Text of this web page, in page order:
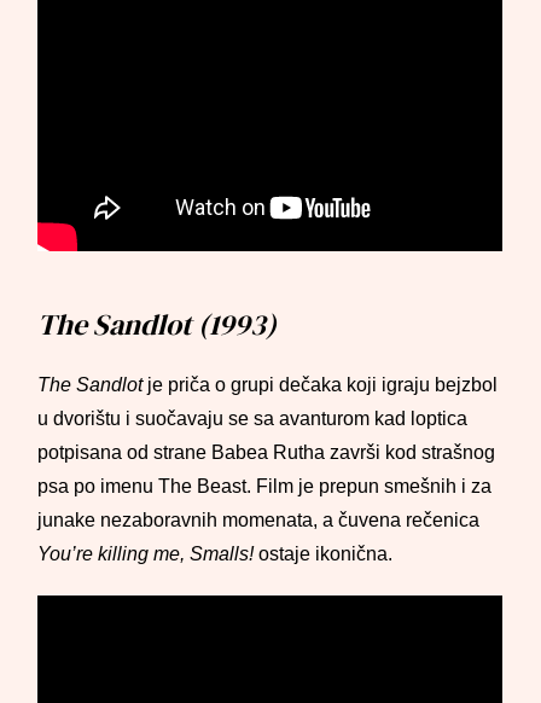
The Sandlot (1993)
The Sandlotje priča o grupi dečaka koji igraju bejzbol
u dvorištu i suočavaju se sa avanturom kad loptica
potpisana od strane Babea Rutha završi kod strašnog
psa po imenu The Beast. Film je prepun smešnih i za
junake nezaboravnih momenata, a čuvena rečenica
You’re killing me, Smalls!ostaje ikonična.